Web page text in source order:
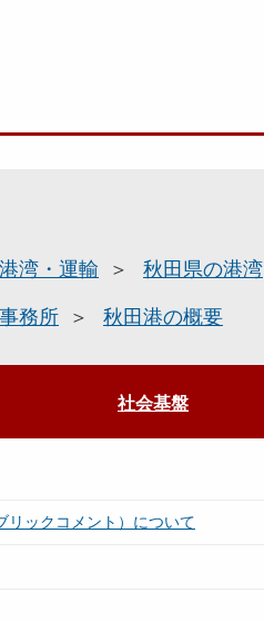
湾・運輸 秋田県の港湾
務所 秋田港の概要
社会基盤
リックコメント）について